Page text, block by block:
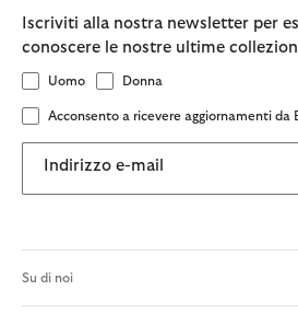
Iscriviti alla nostra newsletter per
conoscere le nostre ultime
Uomo Donna
Acconsento a ricevere aggiornamenti da
Indirizzo e-mail
Su di noi